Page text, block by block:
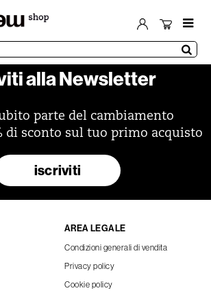
alla Newsletter
parte del cambiamento
di sconto sul tuo primo acquisto
iscriviti
AREA LEGALE
Condizioni generali di vendita
Privacy policy
Cookie policy